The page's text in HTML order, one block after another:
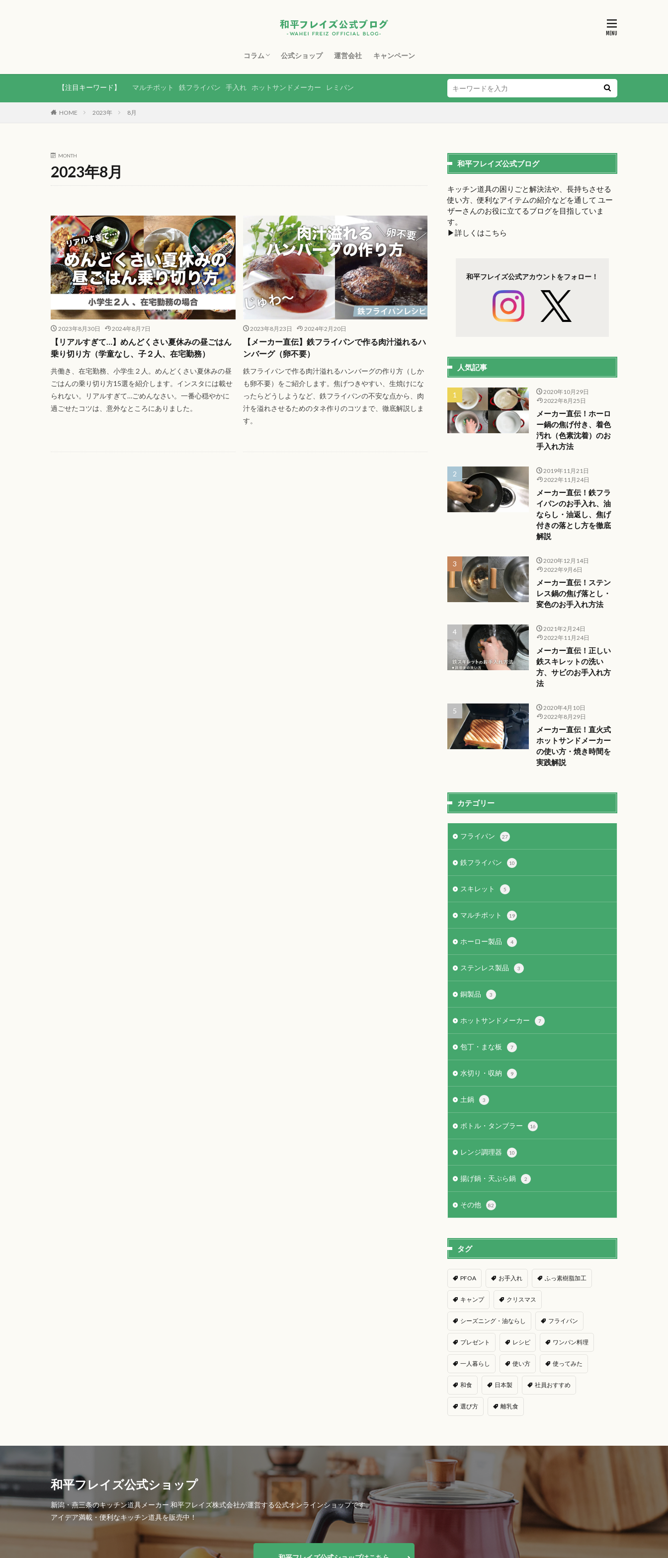
コラム
フライパン
鉄フライパン
スキレット
マルチポット
ホーロー製品
ステンレス製品
銅製品
ホットサンドメーカー
包丁・まな板
水切り・収納
土鍋
ボトル・タンブラー
レンジ調理器
その他
公式ショップ 運営会社 キャンペーン
【注目キーワード】 マルチポット 鉄フライパン 手入れ ホットサンドメーカー レミパン
HOME 2023年 8月
MONTH
2023年8月
2023年8月30日 2024年8月7日
【リアルすぎて…】めんどくさい夏休みの昼ごはん
乗り切り方（学童なし、子２人、在宅勤務）
共働き、在宅勤務、小学生２人。めんどくさい夏休みの昼
ごはんの乗り切り方15選を紹介します。インスタには載せ
られない。リアルすぎて…ごめんなさい。一番心穏やかに
過ごせたコツは、意外なところにありました。
2023年8月23日 2024年2月20日
【メーカー直伝】鉄フライパンで作る肉汁溢れるハ
ンバーグ（卵不要）
鉄フライパンで作る肉汁溢れるハンバーグの作り方（しか
も卵不要）をご紹介します。焦げつきやすい、生焼けにな
ったらどうしようなど、鉄フライパンの不安な点から、肉
汁を溢れさせるためのタネ作りのコツまで、徹底解説しま
す。
和平フレイズ公式ブログ
キッチン道具の困りごと解決法や、長持ちさせる
使い方、便利なアイテムの紹介などを通して ユー
ザーさんのお役に立てるブログを目指していま
す。
▶︎詳しくはこちら
和平フレイズ公式アカウントをフォロー！
人気記事
2020年10月29日
2022年8月25日
メーカー直伝！ホーロ
ー鍋の焦げ付き、着色
汚れ（色素沈着）のお
手入れ方法
2019年11月21日
2022年11月24日
メーカー直伝！鉄フラ
イパンのお手入れ、油
ならし・油返し、焦げ
付きの落とし方を徹底
解説
2020年12月14日
2022年9月6日
メーカー直伝！ステン
レス鍋の焦げ落とし・
変色のお手入れ方法
2021年2月24日
2022年11月24日
メーカー直伝！正しい
鉄スキレットの洗い
方、サビのお手入れ方
法
2020年4月10日
2022年8月29日
メーカー直伝！直火式
ホットサンドメーカー
の使い方・焼き時間を
実践解説
カテゴリー
フライパン 27
鉄フライパン 10
スキレット 5
マルチポット 19
ホーロー製品 4
ステンレス製品 3
銅製品 3
ホットサンドメーカー 7
包丁・まな板 7
水切り・収納 9
土鍋 3
ボトル・タンブラー 16
レンジ調理器 10
揚げ鍋・天ぷら鍋 2
その他 82
タグ
PFOA お手入れ ふっ素樹脂加工
キャンプ クリスマス
シーズニング・油ならし フライパン
プレゼント レシピ ワンパン料理
一人暮らし 使い方 使ってみた
和食 日本製 社員おすすめ
選び方 離乳食
和平フレイズ公式ショップ
新潟・燕三条のキッチン道具メーカー 和平フレイズ株式会社が運営する公式オンラインショップです。
アイデア満載・便利なキッチン道具を販売中！